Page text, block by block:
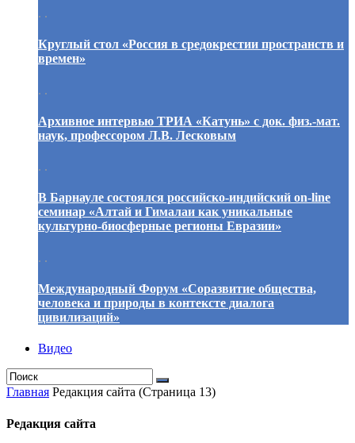
. .
Круглый стол «Россия в средокрестии пространств и
времен»
. .
Архивное интервью ТРИА «Катунь» с док. физ.-мат.
наук, профессором Л.В. Лесковым
. .
В Барнауле состоялся российско-индийский on-line
семинар «Алтай и Гималаи как уникальные
культурно-биосферные регионы Евразии»
. .
Международный Форум «Соразвитие общества,
человека и природы в контексте диалога
цивилизаций»
Видео
Главная Редакция cайта (Страница 13)
Редакция cайта